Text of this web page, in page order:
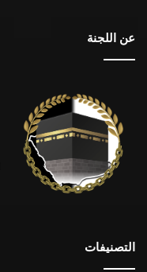
عن اللجنة
التصنيفات